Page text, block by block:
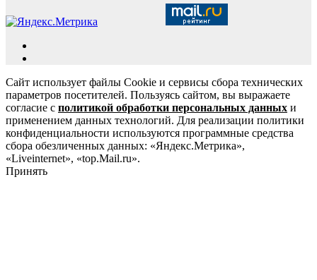
Сайт использует файлы Cookie и сервисы сбора технических
параметров посетителей. Пользуясь сайтом, вы выражаете
согласие с политикой обработки персональных данных и
применением данных технологий. Для реализации политики
конфиденциальности используются программные средства
сбора обезличенных данных: «Яндекс.Метрика»,
«Liveinternet», «top.Mail.ru».
Принять